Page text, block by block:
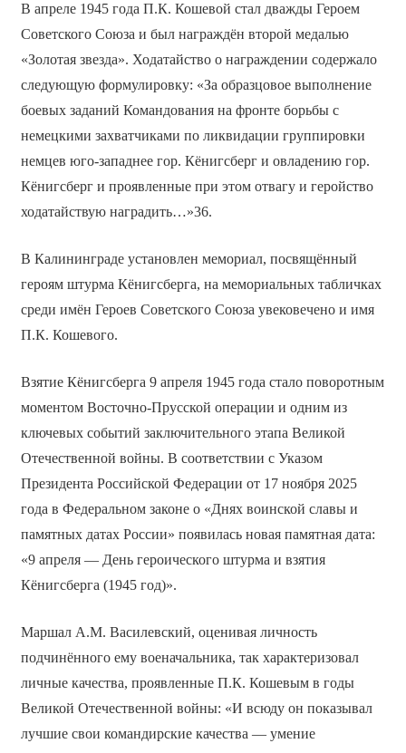
В апреле 1945 года П.К. Кошевой стал дважды Героем
Советского Союза и был награждён второй медалью
«Золотая звезда». Ходатайство о награждении содержало
следующую формулировку: «За образцовое выполнение
боевых заданий Командования на фронте борьбы с
немецкими захватчиками по ликвидации группировки
немцев юго-западнее гор. Кёнигсберг и овладению гор.
Кёнигсберг и проявленные при этом отвагу и геройство
ходатайствую наградить…»36.
В Калининграде установлен мемориал, посвящённый
героям штурма Кёнигсберга, на мемориальных табличках
среди имён Героев Советского Союза увековечено и имя
П.К. Кошевого.
Взятие Кёнигсберга 9 апреля 1945 года стало поворотным
моментом Восточно-Прусской операции и одним из
ключевых событий заключительного этапа Великой
Отечественной войны. В соответствии с Указом
Президента Российской Федерации от 17 ноября 2025
года в Федеральном законе о «Днях воинской славы и
памятных датах России» появилась новая памятная дата:
«9 апреля — День героического штурма и взятия
Кёнигсберга (1945 год)».
Маршал А.М. Василевский, оценивая личность
подчинённого ему военачальника, так характеризовал
личные качества, проявленные П.К. Кошевым в годы
Великой Отечественной войны: «И всюду он показывал
лучшие свои командирские качества — умение